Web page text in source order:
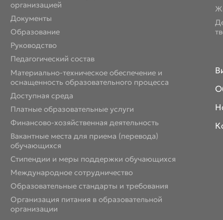
организацией
Документы
Образование
Руководство
Педагогический состав
Материально-техническое обеспечение и
оснащенность образовательного процесса
Доступная среда
Платные образовательные услуги
Финансово-хозяйственная деятельность
Вакантные места для приема (перевода)
обучающихся
Стипендии и меры поддержки обучающихся
Международное сотрудничество
Образовательные стандарты и требования
Организация питания в образовательной
организации